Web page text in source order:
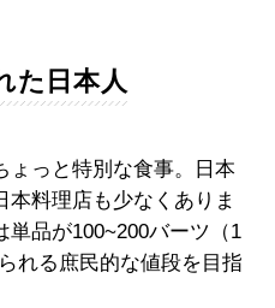
た日本人
ょっと特別な食事。日本
料理店も少なくありま
品が100~200バーツ（1
れる庶民的な値段を目指